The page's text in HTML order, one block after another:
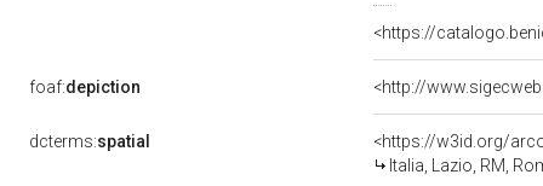
<https://
foaf:depiction <http://
dcterms:spatial
<https://w3id.org/
Italia, Lazio, RM,